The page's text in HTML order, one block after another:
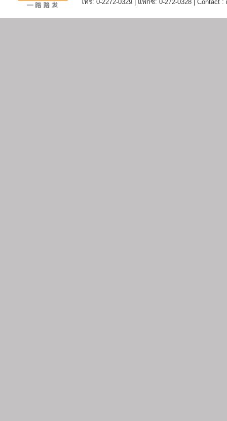
โทร: 0-2272-0329 | แฟกซ์: 0-272-0328 | Contact